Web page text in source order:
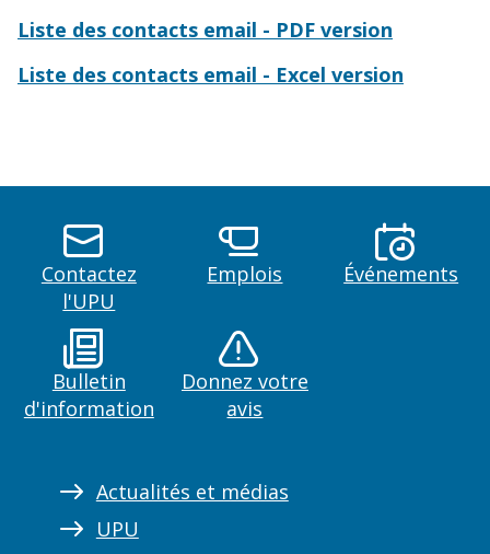
Liste des contacts email - PDF version
Liste des contacts email - Excel version
Contactez
l'UPU
Emplois Événements
Bulletin
d'information
Donnez votre
avis
Actualités et médias
UPU